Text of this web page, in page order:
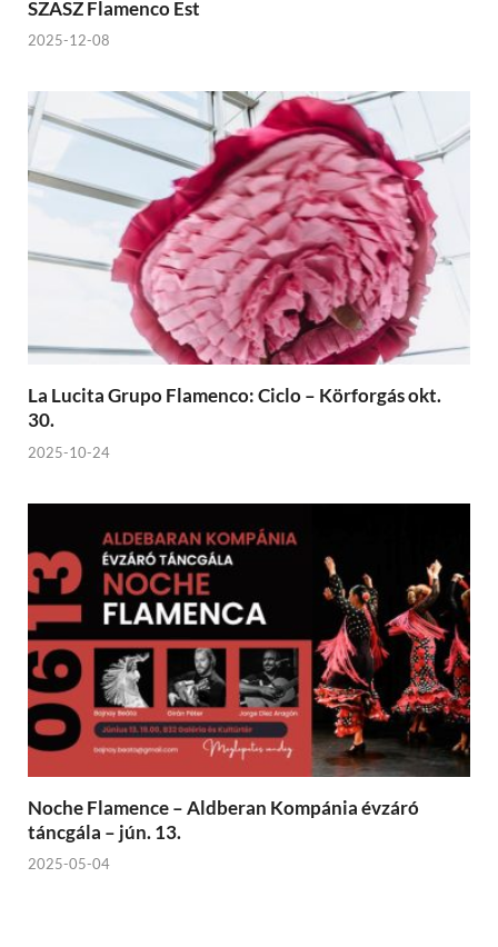
SZASZ Flamenco Est
2025-12-08
La Lucita Grupo Flamenco: Ciclo – Körforgás okt.
30.
2025-10-24
Noche Flamence – Aldberan Kompánia évzáró
táncgála – jún. 13.
2025-05-04